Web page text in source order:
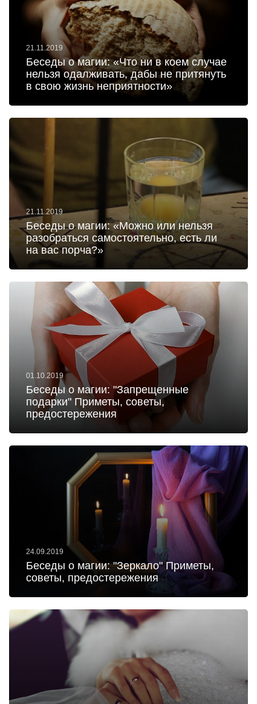
21.11.2019
Беседы о магии: «Что ни в коем случае
нельзя одалживать, дабы не притянуть
в свою жизнь неприятности»
21.11.2019
Беседы о магии: «Можно или нельзя
разобраться самостоятельно, есть ли
на вас порча?»
01.10.2019
Беседы о магии: "Запрещенные
подарки" Приметы, советы,
предостережения
24.09.2019
Беседы о магии: "Зеркало" Приметы,
советы, предостережения